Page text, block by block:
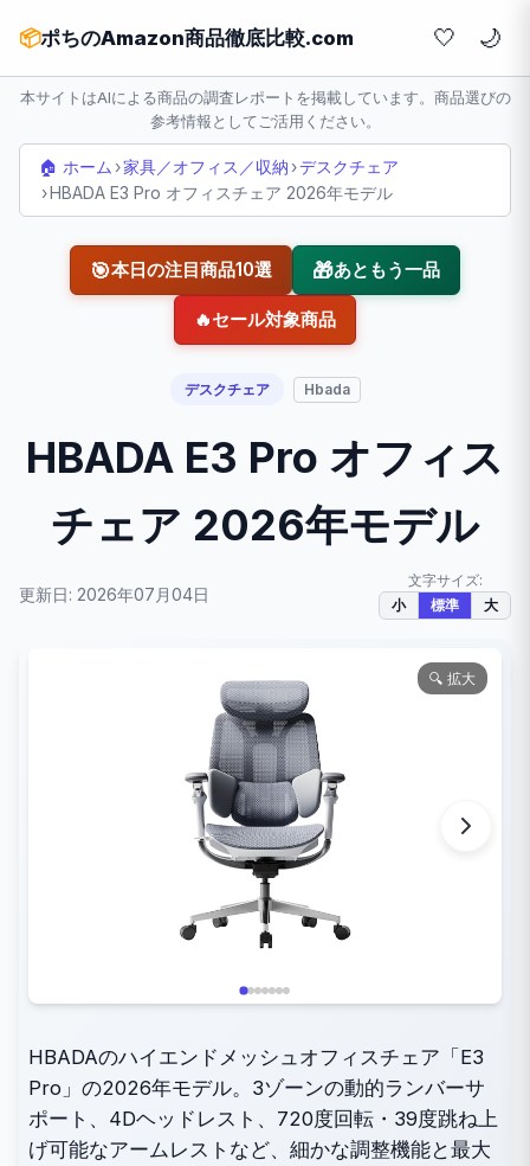
📦ポちのAmazon商品徹底比較.com 🤍
本サイトはAIによる商品の調査レポートを掲載しています。商品選びの
参考情報としてご活用ください。
🏠 ホーム ›家具／オフィス／収納 ›デスクチェア
›HBADA E3 Pro オフィスチェア 2026年モデル
🎯本日の注目商品10選 🎁あともう一品
🔥セール対象商品
デスクチェア Hbada
HBADA E3 Pro オフィス
チェア 2026年モデル
更新日: 2026年07月04日
文字サイズ:
小 標準 大
🔍 拡大
HBADAのハイエンドメッシュオフィスチェア「E3
Pro」の2026年モデル。3ゾーンの動的ランバーサ
ポート、4Dヘッドレスト、720度回転・39度跳ね上
げ可能なアームレストなど、細かな調整機能と最大